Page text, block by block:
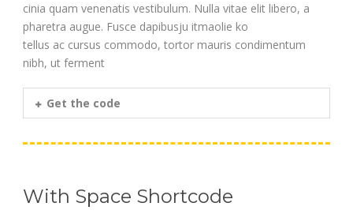
cinia quam venenatis vestibulum. Nulla vitae elit libero, a
pharetra augue. Fusce dapibusju itmaolie ko
tellus ac cursus commodo, tortor mauris condimentum
nibh, ut ferment
Get the code
With Space Shortcode